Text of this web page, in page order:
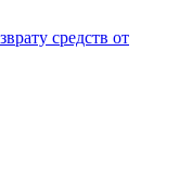
средств от